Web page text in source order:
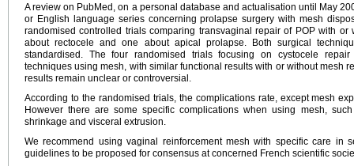
A review on PubMed, on a personal database and actualisation until May
or English language series concerning prolapse surgery with mesh
randomised controlled trials comparing transvaginal repair of POP with or
about rectocele and one about apical prolapse. Both surgical
standardised. The four randomised trials focusing on cystocele
techniques using mesh, with similar functional results with or without mesh
results remain unclear or controversial.
According to the randomised trials, the complications rate, except mesh
However there are some specific complications when using mesh,
shrinkage and visceral extrusion.
We recommend using vaginal reinforcement mesh with specific care in
guidelines to be proposed for consensus at concerned French scientific